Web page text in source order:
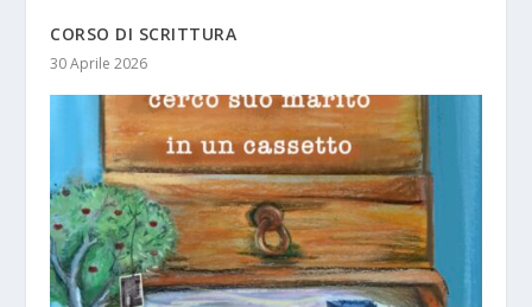
CORSO DI SCRITTURA
30 Aprile 2026